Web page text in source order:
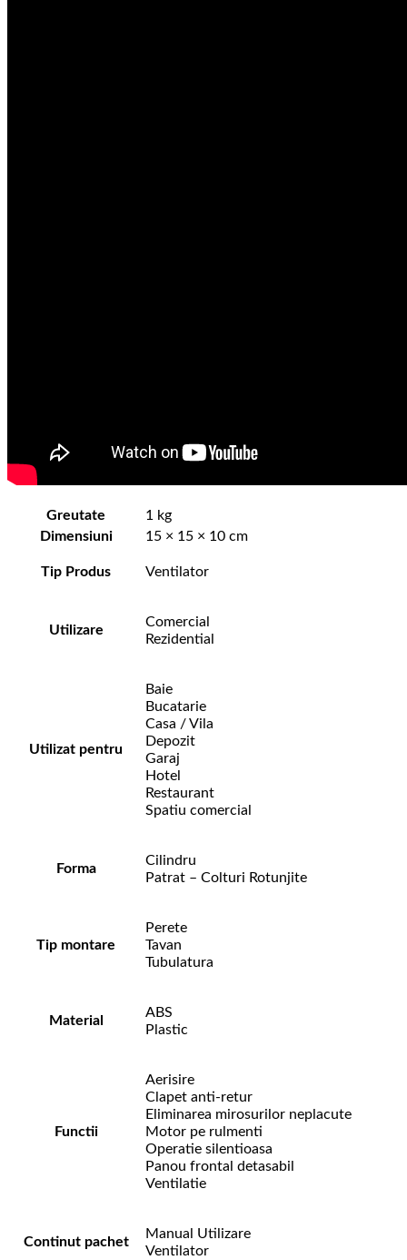
Greutate
1 kg
Dimensiuni
15 × 15 × 10 cm
Tip Produs Ventilator
Utilizare
Comercial
Rezidential
Utilizat pentru
Baie
Bucatarie
Casa / Vila
Depozit
Garaj
Hotel
Restaurant
Spatiu comercial
Forma
Cilindru
Patrat – Colturi Rotunjite
Tip montare
Perete
Tavan
Tubulatura
Material
ABS
Plastic
Functii
Aerisire
Clapet anti-retur
Eliminarea mirosurilor neplacute
Motor pe rulmenti
Operatie silentioasa
Panou frontal detasabil
Ventilatie
Continut pachet
Manual Utilizare
Ventilator